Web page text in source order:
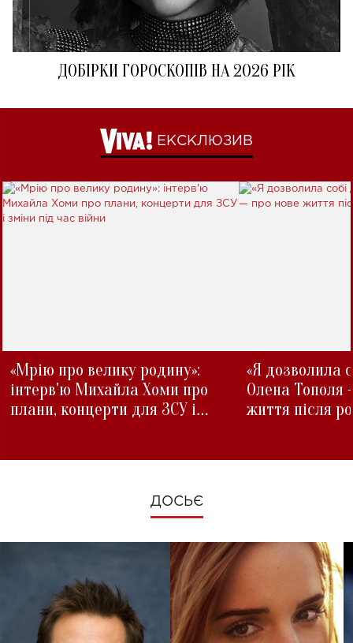
ДОБІРКИ ГОРОСКОПІВ НА 2026 РІК
ЕКСКЛЮЗИВ
«Мрію про велику родину»:
інтерв'ю Михайла Хоми про
плани, концерти для ЗСУ і
«Я дозволила
Олена Тополя
життя після
ДОСЬЄ